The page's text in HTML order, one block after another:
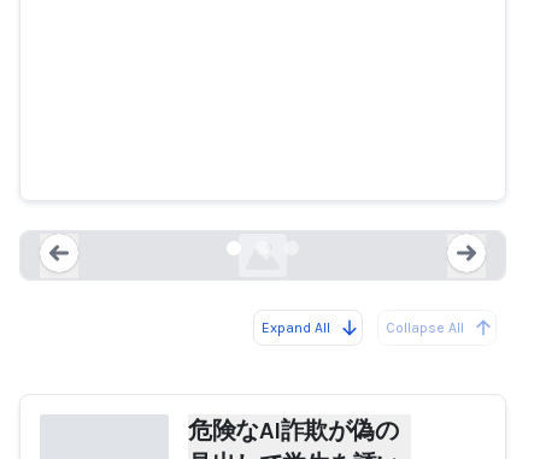
Expand All Collapse All
危険なAI詐欺が偽の